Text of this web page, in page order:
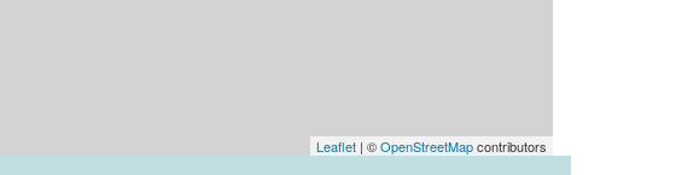
Leaflet | ©OpenStreetMapcontributors